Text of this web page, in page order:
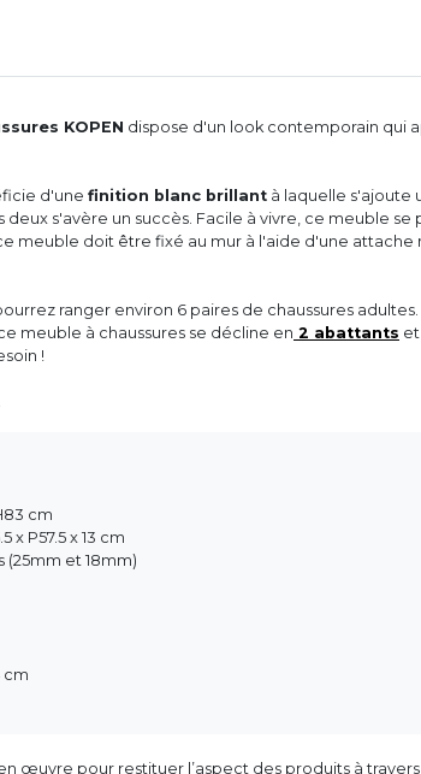
KOPEN dispose d'un look contemporain qui
d'une finition blanc brillant à laquelle s'ajoute
deux s'avère un succès. Facile à vivre, ce meuble se
meuble doit être fixé au mur à l'aide d'une attache
ranger environ 6 paires de chaussures
meuble à chaussures se décline en 2 abattants et
!
cm
x P57.5 x 13 cm
et 18mm)
cm
œuvre pour restituer l’aspect des produits à travers